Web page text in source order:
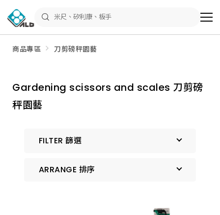
Shop
商
專
具、
商品專區 刀剪磅秤園藝
Gardening scissors and scales 刀剪磅
秤園藝
FILTER 篩選
ARRANGE 排序